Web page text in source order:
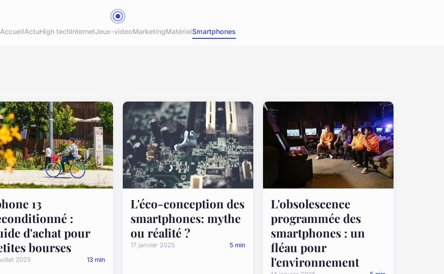
AccueilActuHigh techInternetJeux-videoMarketingMatérielSmartphones
13
:
d'achat pour
bourses
2025 13 min
L'éco-conception des
smartphones: mythe
ou réalité ?
17 janvier 2025 5 min
L'obsolescence
programmée des
smartphones : un
fléau pour
l'environnement